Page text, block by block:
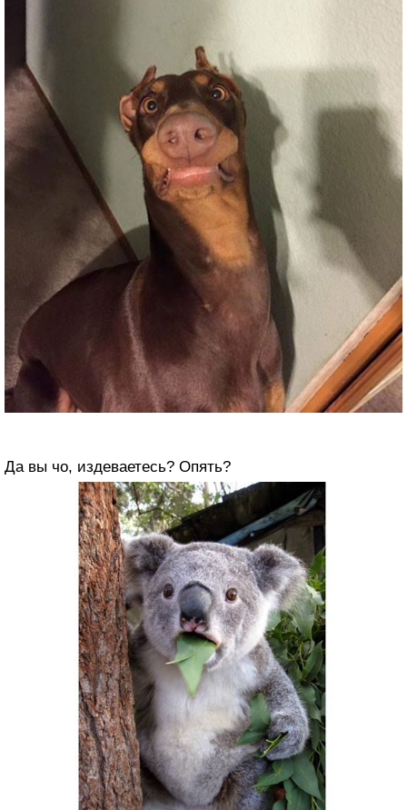
Да вы чо, издеваетесь? Опять?